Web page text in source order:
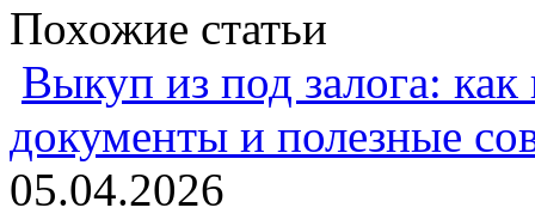
Похожие статьи
Выкуп из под залога:
документы и полезные
05.04.2026